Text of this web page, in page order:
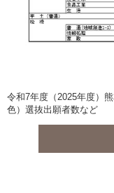
令和7年度（2025年度）
色）選抜出願者数など